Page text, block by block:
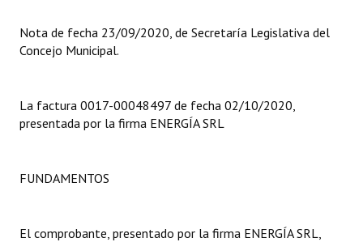
Reglamento Interno
Organigrama
Nota de fecha 23/09/2020, de Secretaría Legislativa del
Concejo Municipal.
La factura 0017-00048497 de fecha 02/10/2020,
presentada por la firma ENERGÍA SRL
FUNDAMENTOS
El comprobante, presentado por la firma ENERGÍA SRL,